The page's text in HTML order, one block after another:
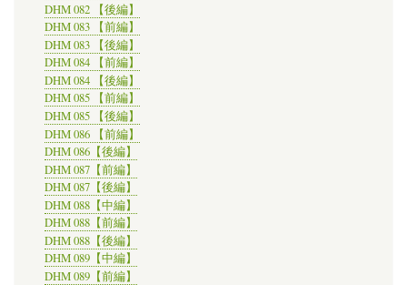
DHM 082 【後編】
DHM 083 【前編】
DHM 083 【後編】
DHM 084 【前編】
DHM 084 【後編】
DHM 085 【前編】
DHM 085 【後編】
DHM 086 【前編】
DHM 086【後編】
DHM 087【前編】
DHM 087【後編】
DHM 088【中編】
DHM 088【前編】
DHM 088【後編】
DHM 089【中編】
DHM 089【前編】